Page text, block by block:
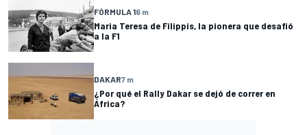
FÓRMULA 16 m
Maria Teresa de Filippis, la pionera que desafió
a la F1
DAKAR7 m
¿Por qué el Rally Dakar se dejó de correr en
África?